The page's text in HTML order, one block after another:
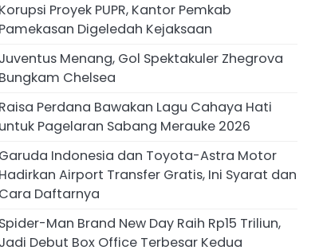
Korupsi Proyek PUPR, Kantor Pemkab
Pamekasan Digeledah Kejaksaan
Juventus Menang, Gol Spektakuler Zhegrova
Bungkam Chelsea
Raisa Perdana Bawakan Lagu Cahaya Hati
untuk Pagelaran Sabang Merauke 2026
Garuda Indonesia dan Toyota-Astra Motor
Hadirkan Airport Transfer Gratis, Ini Syarat dan
Cara Daftarnya
Spider-Man Brand New Day Raih Rp15 Triliun,
Jadi Debut Box Office Terbesar Kedua